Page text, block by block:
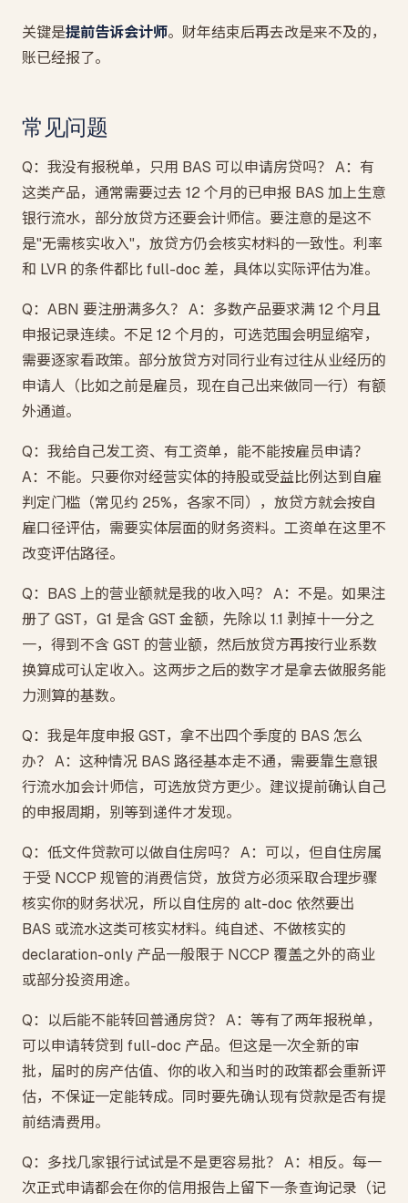
关键是提前告诉会计师。财年结束后再去改是来不及的，
账已经报了。
常见问题
Q：我没有报税单，只用 BAS 可以申请房贷吗？ A：有
这类产品，通常需要过去 12 个月的已申报 BAS 加上生意
银行流水，部分放贷方还要会计师信。要注意的是这不
是"无需核实收入"，放贷方仍会核实材料的一致性。利率
和 LVR 的条件都比 full-doc 差，具体以实际评估为准。
Q：ABN 要注册满多久？ A：多数产品要求满 12 个月且
申报记录连续。不足 12 个月的，可选范围会明显缩窄，
需要逐家看政策。部分放贷方对同行业有过往从业经历的
申请人（比如之前是雇员，现在自己出来做同一行）有额
外通道。
Q：我给自己发工资、有工资单，能不能按雇员申请？
A：不能。只要你对经营实体的持股或受益比例达到自雇
判定门槛（常见约 25%，各家不同），放贷方就会按自
雇口径评估，需要实体层面的财务资料。工资单在这里不
改变评估路径。
Q：BAS 上的营业额就是我的收入吗？ A：不是。如果注
册了 GST，G1 是含 GST 金额，先除以 1.1 剥掉十一分之
一，得到不含 GST 的营业额，然后放贷方再按行业系数
换算成可认定收入。这两步之后的数字才是拿去做服务能
力测算的基数。
Q：我是年度申报 GST，拿不出四个季度的 BAS 怎么
办？ A：这种情况 BAS 路径基本走不通，需要靠生意银
行流水加会计师信，可选放贷方更少。建议提前确认自己
的申报周期，别等到递件才发现。
Q：低文件贷款可以做自住房吗？ A：可以，但自住房属
于受 NCCP 规管的消费信贷，放贷方必须采取合理步骤
核实你的财务状况，所以自住房的 alt-doc 依然要出
BAS 或流水这类可核实材料。纯自述、不做核实的
declaration-only 产品一般限于 NCCP 覆盖之外的商业
或部分投资用途。
Q：以后能不能转回普通房贷？ A：等有了两年报税单，
可以申请转贷到 full-doc 产品。但这是一次全新的审
批，届时的房产估值、你的收入和当时的政策都会重新评
估，不保证一定能转成。同时要先确认现有贷款是否有提
前结清费用。
Q：多找几家银行试试是不是更容易批？ A：相反。每一
次正式申请都会在你的信用报告上留下一条查询记录（记